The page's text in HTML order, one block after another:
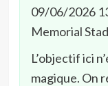
09/06/2026
Memorial
L’objectif ici
magique. On